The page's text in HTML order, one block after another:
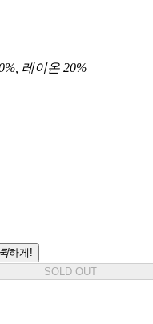
레이온 20%
퀵하게!
SOLD OUT